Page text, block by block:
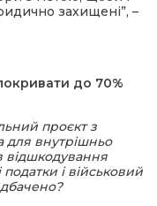
захищені”, –
до 70%
проєкт з
для внутрішньо
відшкодування
і військовий